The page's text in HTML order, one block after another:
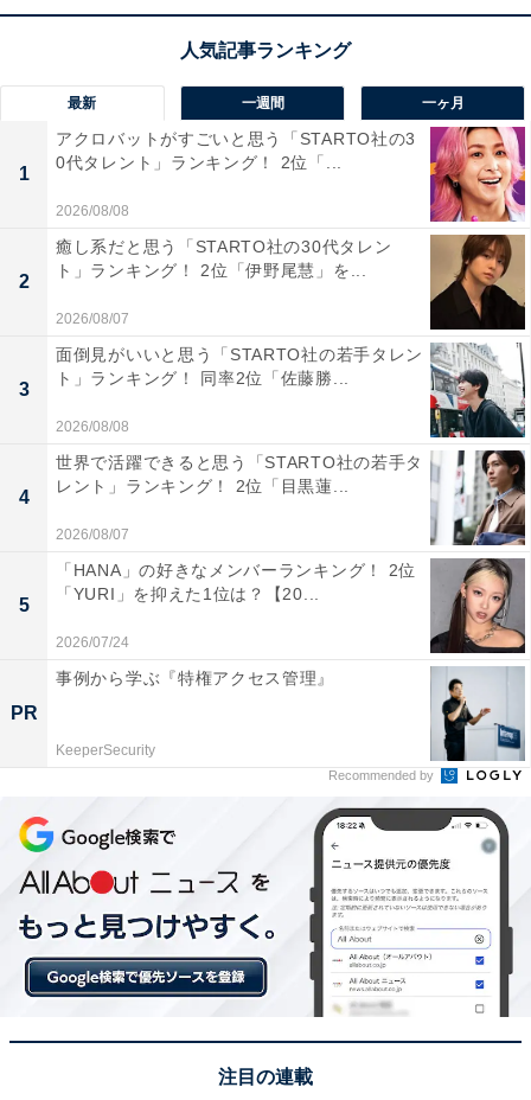
す。また自然が豊かで四季の移ろいをゆっくり楽し
めるため老後の生活にゆとりを感じられる印象があ
ります。そして観光地としての賑わいもありつつ静
かに過ごせる場所も多いため安心して暮らせる街だ
「美味しいものがあって楽しそうだから」（40代女
性／長野県）
「歴史ある街並みと豊かな自然に囲まれ、落ち着い
た環境で暮らせる点に魅力を感じます。観光地とし
ての賑わいもありながら、地域コミュニティが温か
く、ゆったりとした生活ができそうです」（40代男
性／福岡県）
1位：岐阜市／96票
最新 一週間 一ヶ月
1
アクロバットがすごいと思う「STARTO社の3
0代タレント」ランキング！ 2位「...
2026/08/08
2
癒し系だと思う「STARTO社の30代タレン
ト」ランキング！ 2位「伊野尾慧」を...
2026/08/07
3
面倒見がいいと思う「STARTO社の若手タレン
ト」ランキング！ 同率2位「佐藤勝...
2026/08/08
4
世界で活躍できると思う「STARTO社の若手タ
レント」ランキング！ 2位「目黒蓮...
2026/08/07
5
「HANA」の好きなメンバーランキング！ 2位
「YURI」を抑えた1位は？【20...
2026/07/24
PR
事例から学ぶ『特権アクセス管理』
KeeperSecurity
Recommended by
注目の連載